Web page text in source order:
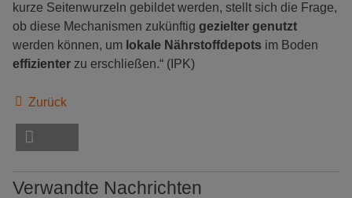
kurze Seitenwurzeln gebildet werden, stellt sich die Frage,
ob diese Mechanismen zukünftig gezielter genutzt
werden können, um lokale Nährstoffdepots im Boden
effizienter zu erschließen.“ (IPK)
Zurück
Verwandte Nachrichten